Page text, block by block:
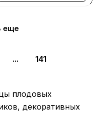
еще
... 141
плодовых
декоративных